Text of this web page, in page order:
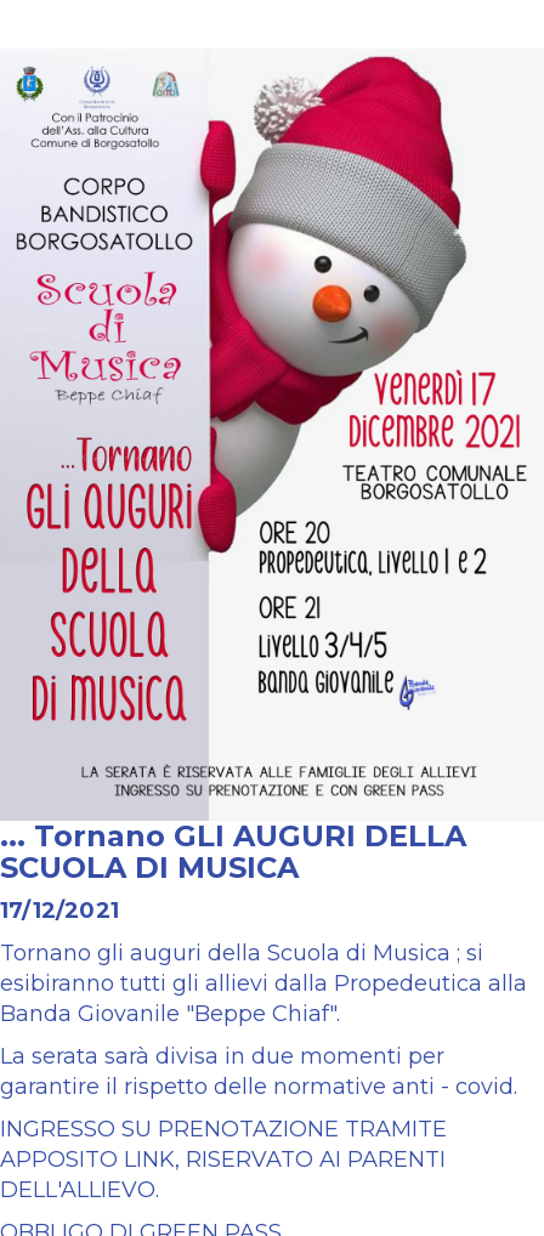
... Tornano GLI AUGURI DELLA
SCUOLA DI MUSICA
17/12/2021
Tornano gli auguri della Scuola di Musica ; si
esibiranno tutti gli allievi dalla Propedeutica alla
Banda Giovanile "Beppe Chiaf".
La serata sarà divisa in due momenti per
garantire il rispetto delle normative anti - covid.
INGRESSO SU PRENOTAZIONE TRAMITE
APPOSITO LINK, RISERVATO AI PARENTI
DELL'ALLIEVO.